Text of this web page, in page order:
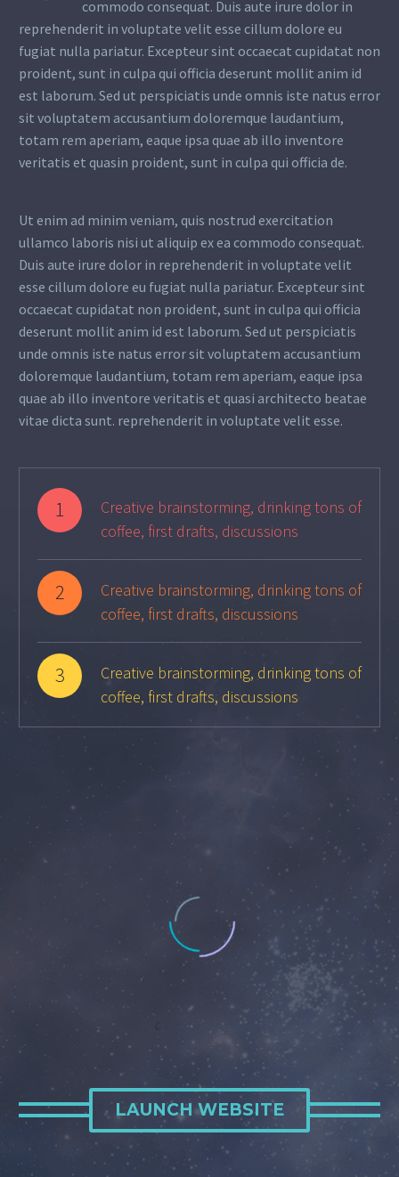
commodo consequat. Duis aute irure dolor in
reprehenderit in voluptate velit esse cillum dolore eu
fugiat nulla pariatur. Excepteur sint occaecat cupidatat non
proident, sunt in culpa qui officia deserunt mollit anim id
est laborum. Sed ut perspiciatis unde omnis iste natus error
sit voluptatem accusantium doloremque laudantium,
totam rem aperiam, eaque ipsa quae ab illo inventore
veritatis et quasin proident, sunt in culpa qui officia de.
Ut enim ad minim veniam, quis nostrud exercitation
ullamco laboris nisi ut aliquip ex ea commodo consequat.
Duis aute irure dolor in reprehenderit in voluptate velit
esse cillum dolore eu fugiat nulla pariatur. Excepteur sint
occaecat cupidatat non proident, sunt in culpa qui officia
deserunt mollit anim id est laborum. Sed ut perspiciatis
unde omnis iste natus error sit voluptatem accusantium
doloremque laudantium, totam rem aperiam, eaque ipsa
quae ab illo inventore veritatis et quasi architecto beatae
vitae dicta sunt. reprehenderit in voluptate velit esse.
1
Creative brainstorming, drinking tons of
coffee, first drafts, discussions
2
Creative brainstorming, drinking tons of
coffee, first drafts, discussions
3
Creative brainstorming, drinking tons of
coffee, first drafts, discussions
LAUNCH WEBSITE